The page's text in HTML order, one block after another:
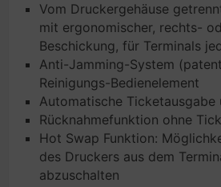
Vom Druckergehäuse
mit ergonomischer, rechts-
Beschickung, für Terminals
Anti-Jamming-System
Reinigungs-Bedienelement
Automatische Ticketausgabe
Rücknahmefunktion ohne
Hot Swap Funktion:
des Druckers aus dem
abzuschalten